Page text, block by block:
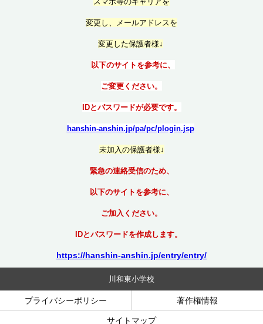
変更し、メールアドレスを
変更した保護者様↓
以下のサイトを参考に、
ご変更ください。
IDとパスワードが必要です。
hanshin-anshin.jp/pa/pc/plogin.jsp
未加入の保護者様↓
緊急の連絡受信のため、
以下のサイトを参考に、
ご加入ください。
IDとパスワードを作成します。
https://hanshin-anshin.jp/entry/entry/
川和東小学校
プライバシーポリシー 著作権情報
サイトマップ